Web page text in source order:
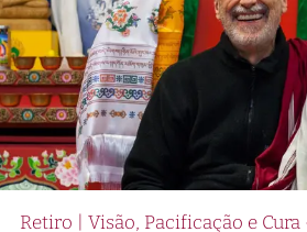
Retiro | Visão, Pacificação e